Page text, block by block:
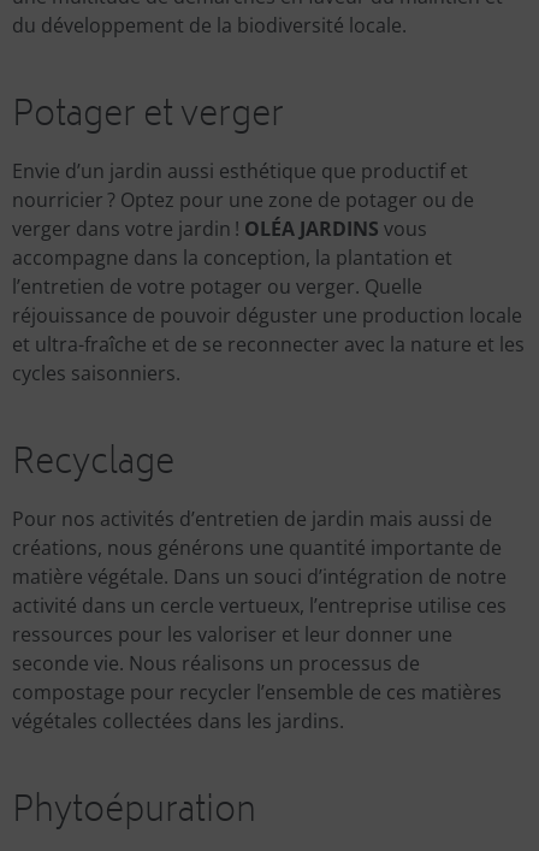
du développement de la biodiversité locale.
Potager et verger
Envie d’un jardin aussi esthétique que productif et
nourricier ? Optez pour une zone de potager ou de
verger dans votre jardin ! OLÉA JARDINS vous
accompagne dans la conception, la plantation et
l’entretien de votre potager ou verger. Quelle
réjouissance de pouvoir déguster une production locale
et ultra-fraîche et de se reconnecter avec la nature et les
cycles saisonniers.
Recyclage
Pour nos activités d’entretien de jardin mais aussi de
créations, nous générons une quantité importante de
matière végétale. Dans un souci d’intégration de notre
activité dans un cercle vertueux, l’entreprise utilise ces
ressources pour les valoriser et leur donner une
seconde vie. Nous réalisons un processus de
compostage pour recycler l’ensemble de ces matières
végétales collectées dans les jardins.
Phytoépuration